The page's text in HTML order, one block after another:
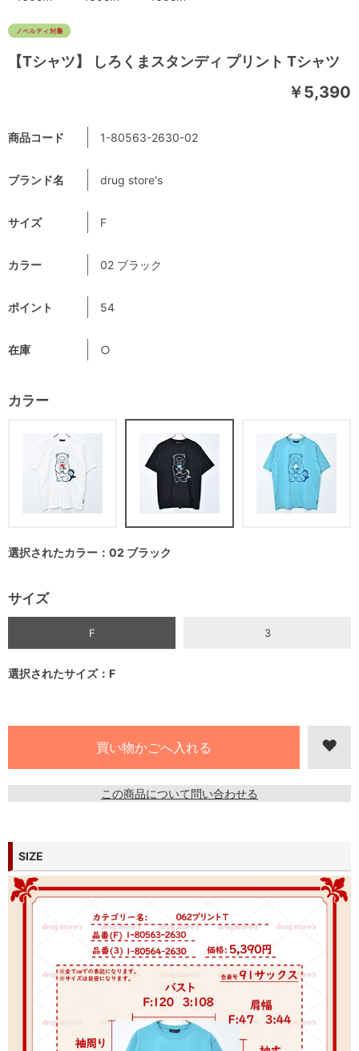
【Tシャツ】 しろくまスタンディ プリント Tシャツ
￥5,390
商品コード 1-80563-2630-02
ブランド名 drug store's
サイズ F
カラー 02 ブラック
ポイント 54
在庫 ○
カラー
選択されたカラー：02 ブラック
サイズ
F 3
選択されたサイズ：F
この商品について問い合わせる
SIZE